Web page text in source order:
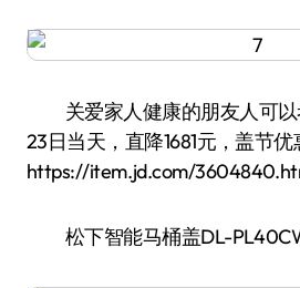
关爱家人健康的朋友人可以
23日当天，直降1681元，盖节优
https://item.jd.com/
松下智能马桶盖DL-